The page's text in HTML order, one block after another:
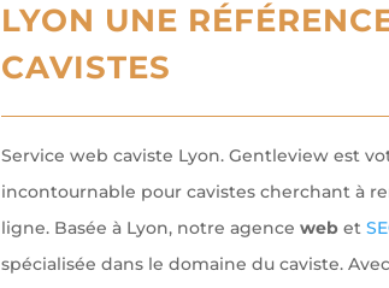
LYON UNE
CAVISTES
Service web caviste Lyon. Gentleview est
incontournable pour cavistes cherchant à
ligne. Basée à Lyon, notre agence webet
spécialisée dans le domaine du caviste.